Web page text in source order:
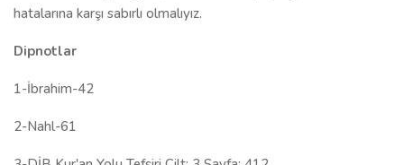
hatalarına karşı sabırlı olmalıyız.
Dipnotlar
1-İbrahim-42
2-Nahl-61